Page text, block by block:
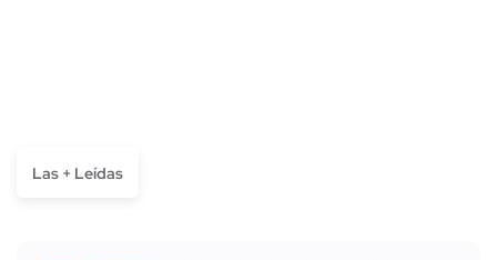
Las + Leídas